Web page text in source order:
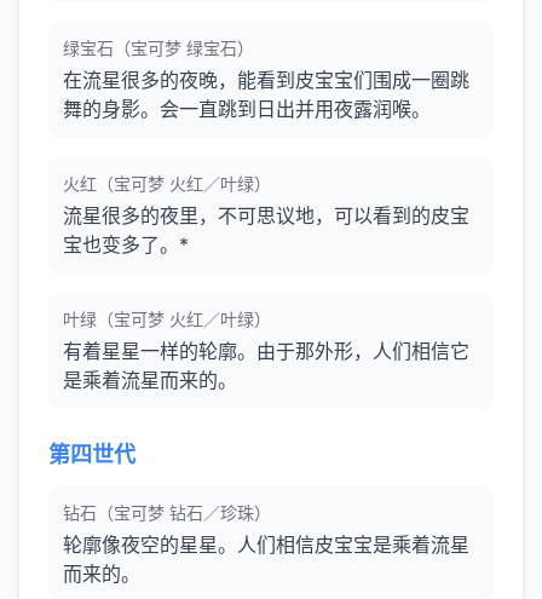
绿宝石（宝可梦 绿宝石）
在流星很多的夜晚，能看到皮宝宝们围成一圈跳
舞的身影。会一直跳到日出并用夜露润喉。
火红（宝可梦 火红／叶绿）
流星很多的夜里，不可思议地，可以看到的皮宝
宝也变多了。*
叶绿（宝可梦 火红／叶绿）
有着星星一样的轮廓。由于那外形，人们相信它
是乘着流星而来的。
第四世代
钻石（宝可梦 钻石／珍珠）
轮廓像夜空的星星。人们相信皮宝宝是乘着流星
而来的。